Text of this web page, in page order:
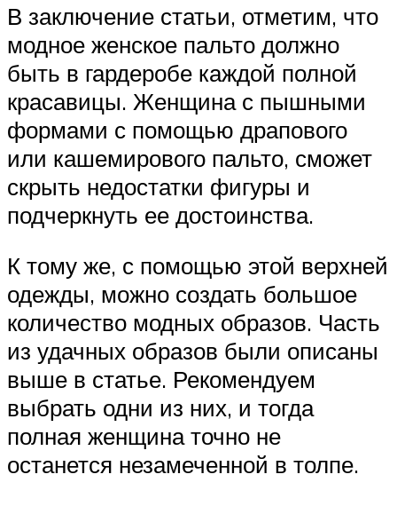
В заключение статьи, отметим, что
модное женское пальто должно
быть в гардеробе каждой полной
красавицы. Женщина с пышными
формами с помощью драпового
или кашемирового пальто, сможет
скрыть недостатки фигуры и
подчеркнуть ее достоинства.
К тому же, с помощью этой верхней
одежды, можно создать большое
количество модных образов. Часть
из удачных образов были описаны
выше в статье. Рекомендуем
выбрать одни из них, и тогда
полная женщина точно не
останется незамеченной в толпе.